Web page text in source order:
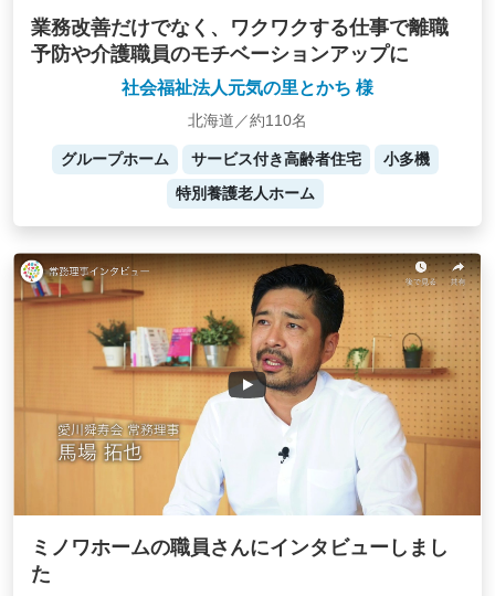
業務改善だけでなく、ワクワクする仕事で離職
予防や介護職員のモチベーションアップに
社会福祉法人元気の里とかち 様
北海道／約110名
グループホーム サービス付き高齢者住宅
小多機
特別養護老人ホーム
ミノワホームの職員さんにインタビューしまし
た